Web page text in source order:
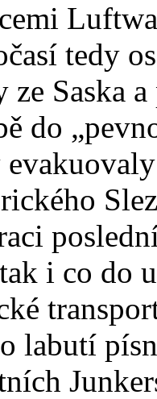
tedy
ze Saska
do
i co do
labutí